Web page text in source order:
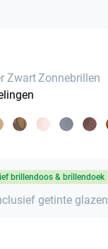
ZwartZonnebrillen
brillendoos & brillendoek
getinte glazen